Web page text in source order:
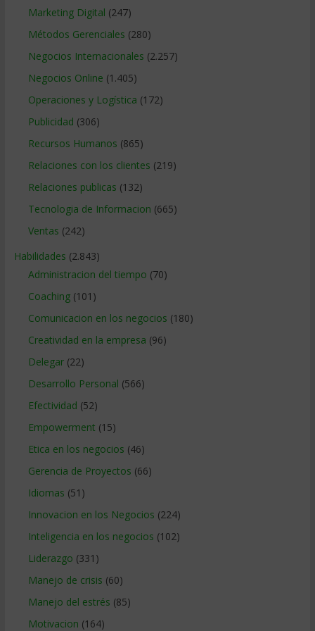
Marketing Digital (247)
Métodos Gerenciales (280)
Negocios Internacionales (2.257)
Negocios Online (1.405)
Operaciones y Logística (172)
Publicidad (306)
Recursos Humanos (865)
Relaciones con los clientes (219)
Relaciones publicas (132)
Tecnologia de Informacion (665)
Ventas (242)
Habilidades (2.843)
Administracion del tiempo (70)
Coaching(101)
Comunicacion en los negocios (180)
Creatividad en la empresa (96)
Delegar(22)
Desarrollo Personal (566)
Efectividad (52)
Empowerment (15)
Etica en los negocios (46)
Gerencia de Proyectos (66)
Idiomas (51)
Innovacion en los Negocios (224)
Inteligencia en los negocios (102)
Liderazgo (331)
Manejo de crisis (60)
Manejo del estrés (85)
Motivacion (164)